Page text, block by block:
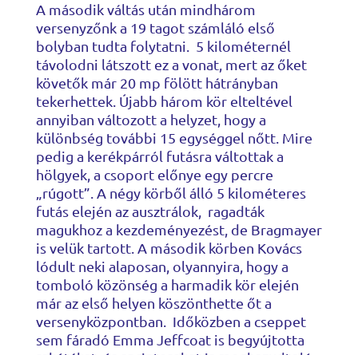
A második váltás után mindhárom
versenyzőnk a 19 tagot számláló első
bolyban tudta folytatni.
5 kilométernél
távolodni látszott ez a vonat, mert az őket
követők már 20 mp fölött hátrányban
tekerhettek. Újabb három kör elteltével
annyiban változott a helyzet, hogy a
különbség további 15 egységgel nőtt. Mire
pedig a kerékpárról futásra váltottak a
hölgyek, a csoport előnye egy percre
„rúgott”. A négy körből álló 5 kilométeres
futás elején az ausztrálok, ragadták
magukhoz a kezdeményezést, de Bragmayer
is velük tartott. A második körben Kovács
lódult neki alaposan, olyannyira, hogy a
tomboló közönség a harmadik kör elején
már az első helyen köszönthette őt a
versenyközpontban. Időközben a cseppet
sem fáradó Emma Jeffcoat is begyújtotta